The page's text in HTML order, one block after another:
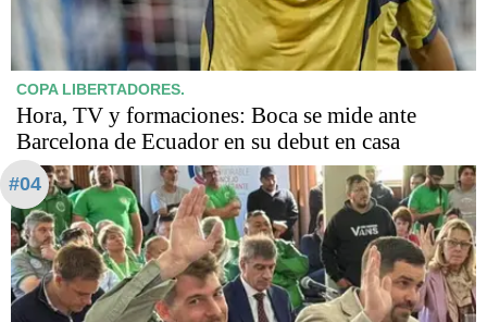
COPA LIBERTADORES.
Hora, TV y formaciones: Boca se mide ante
Barcelona de Ecuador en su debut en casa
#04